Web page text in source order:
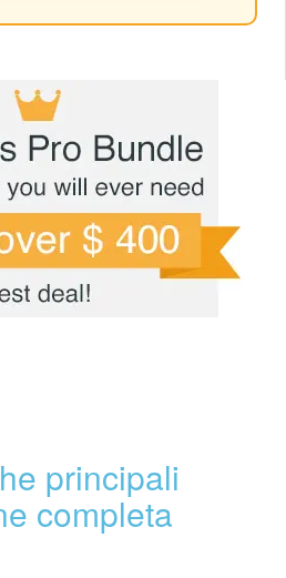
principali
completa